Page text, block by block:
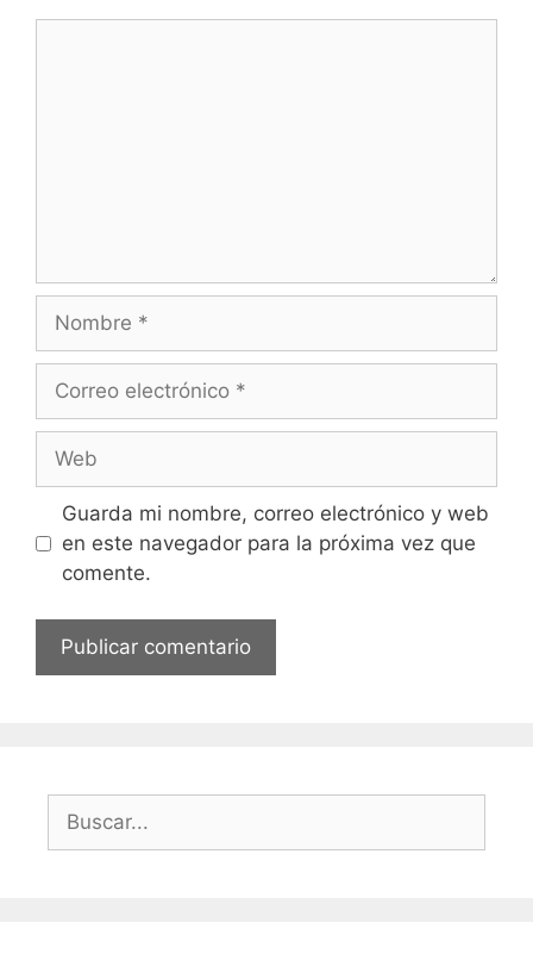
Nombre
Correo
Web
Guarda mi nombre, correo electrónico y web
en este navegador para la próxima vez que
comente.